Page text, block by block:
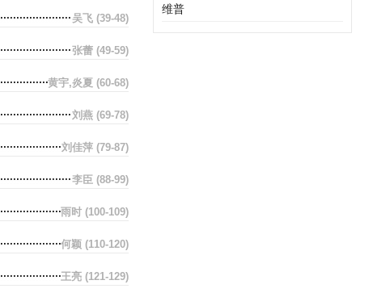
吴飞 (39-48)
张蕾 (49-59)
黄宇,炎夏 (60-68)
刘燕 (69-78)
刘佳萍 (79-87)
李臣 (88-99)
雨时 (100-109)
何颖 (110-120)
王亮 (121-129)
维普